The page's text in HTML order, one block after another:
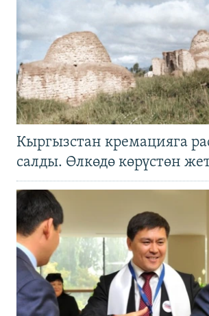
Кыргызстан кремацияга
салды. Өлкөдө көрүстөн